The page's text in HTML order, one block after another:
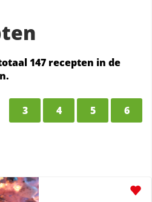
147 recepten in de
3 4 5 6